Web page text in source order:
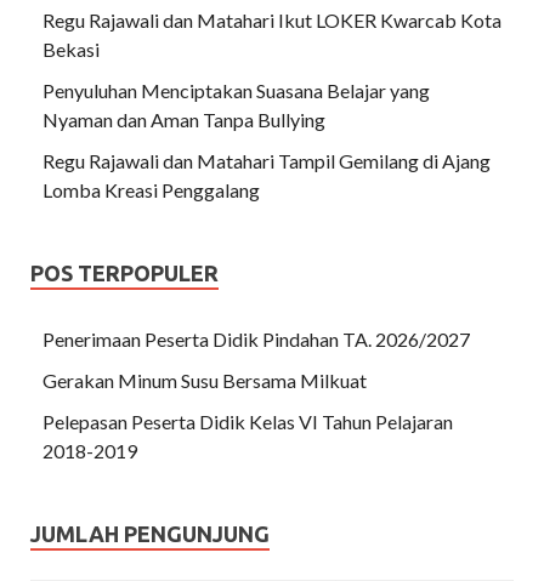
Regu Rajawali dan Matahari Ikut LOKER Kwarcab Kota
Bekasi
Penyuluhan Menciptakan Suasana Belajar yang
Nyaman dan Aman Tanpa Bullying
Regu Rajawali dan Matahari Tampil Gemilang di Ajang
Lomba Kreasi Penggalang
POS TERPOPULER
Penerimaan Peserta Didik Pindahan TA. 2026/2027
Gerakan Minum Susu Bersama Milkuat
Pelepasan Peserta Didik Kelas VI Tahun Pelajaran
2018-2019
JUMLAH PENGUNJUNG